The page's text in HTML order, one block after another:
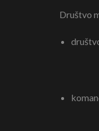
Društvo